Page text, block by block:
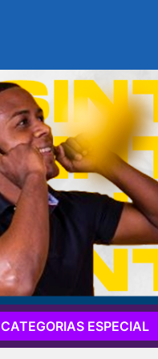
CATEGORIAS ESPECIAL